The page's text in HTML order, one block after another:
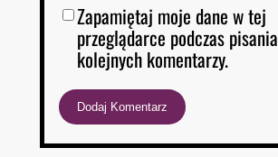
Zapamiętaj moje dane w tej
przeglądarce podczas pisania
kolejnych komentarzy.